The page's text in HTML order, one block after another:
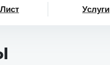
Услуги